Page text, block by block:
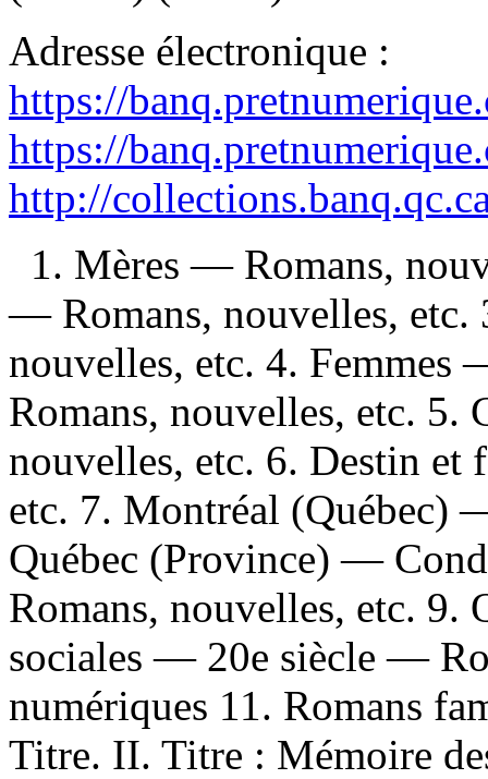
Adresse électronique :
https://
https://
http://
1. Mères — Romans,
— Romans, nouvelles, etc.
nouvelles, etc. 4.
Romans, nouvelles, etc. 5.
nouvelles, etc. 6. Destin
etc. 7. Montréal (Québec)
Québec (Province) —
Romans, nouvelles, etc.
sociales — 20e siècle —
numériques 11. Romans
Titre. II. Titre : Mémoire